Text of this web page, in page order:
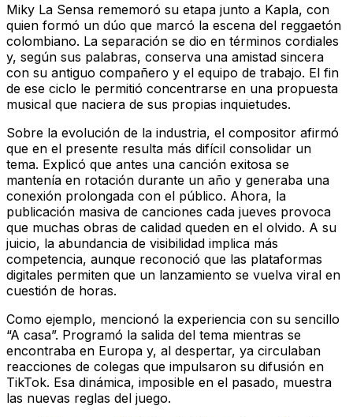
Miky La Sensa rememoró su etapa junto a Kapla, con
quien formó un dúo que marcó la escena del reggaetón
colombiano. La separación se dio en términos cordiales
y, según sus palabras, conserva una amistad sincera
con su antiguo compañero y el equipo de trabajo. El fin
de ese ciclo le permitió concentrarse en una propuesta
musical que naciera de sus propias inquietudes.
Sobre la evolución de la industria, el compositor afirmó
que en el presente resulta más difícil consolidar un
tema. Explicó que antes una canción exitosa se
mantenía en rotación durante un año y generaba una
conexión prolongada con el público. Ahora, la
publicación masiva de canciones cada jueves provoca
que muchas obras de calidad queden en el olvido. A su
juicio, la abundancia de visibilidad implica más
competencia, aunque reconoció que las plataformas
digitales permiten que un lanzamiento se vuelva viral en
cuestión de horas.
Como ejemplo, mencionó la experiencia con su sencillo
“A casa”. Programó la salida del tema mientras se
encontraba en Europa y, al despertar, ya circulaban
reacciones de colegas que impulsaron su difusión en
TikTok. Esa dinámica, imposible en el pasado, muestra
las nuevas reglas del juego.